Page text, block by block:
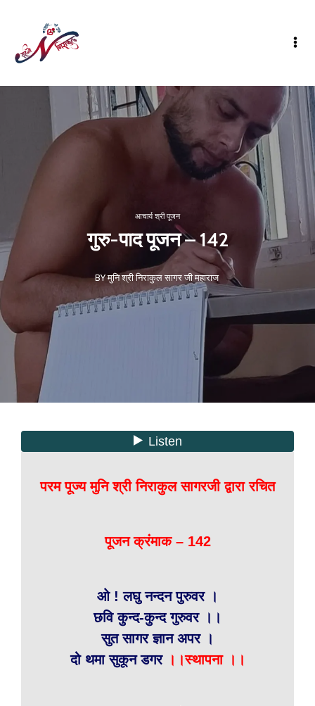
आचार्य श्री पूजन
गुरु-पाद पूजन – 142
BY मुनि श्री निराकुल सागर जी महाराज
परम पूज्य मुनि श्री निराकुल सागरजी द्वारा रचित
पूजन क्रंमाक – 142
ओ ! लघु नन्दन पुरुवर ।
छवि कुन्द-कुन्द गुरुवर ।।
सुत सागर ज्ञान अपर ।
दो थमा सुकून डगर।।स्थापना ।।